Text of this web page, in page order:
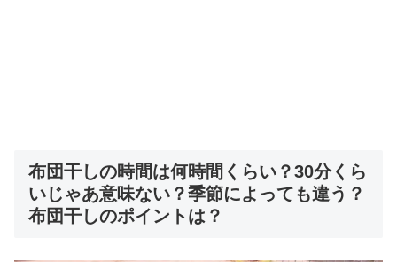
布団干しの時間は何時間くらい？30分くら
いじゃあ意味ない？季節によっても違う？
布団干しのポイントは？